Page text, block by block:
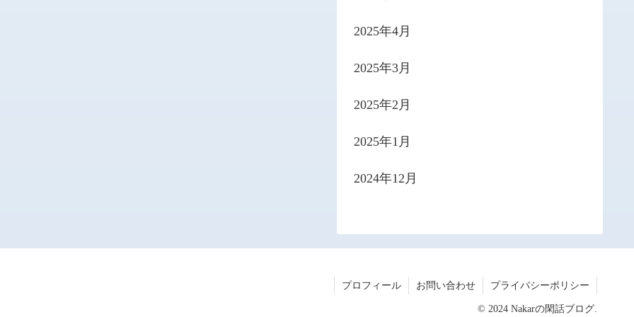
2025年4月
2025年3月
2025年2月
2025年1月
2024年12月
プロフィール お問い合わせ プライバシーポリシー
© 2024 Nakarの閑話ブログ.